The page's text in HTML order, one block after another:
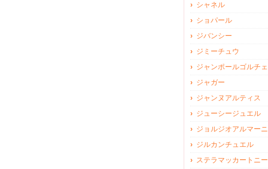
シャネル
ショパール
ジバンシー
ジミーチュウ
ジャンポールゴルチェ
ジャガー
ジャンヌアルティス
ジューシージュエル
ジョルジオアルマーニ
ジルカンチュエル
ステラマッカートニー